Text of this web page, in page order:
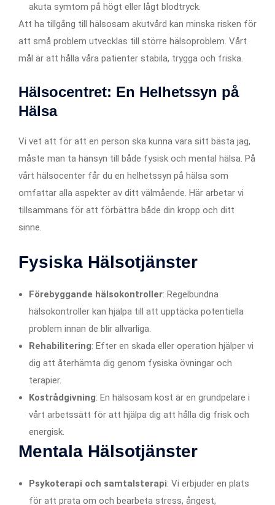
akuta symtom på högt eller lågt blodtryck.
Att ha tillgång till hälsosam akutvård kan minska risken för
att små problem utvecklas till större hälsoproblem. Vårt
mål är att hålla våra patienter stabila, trygga och friska.
Hälsocentret: En Helhetssyn på
Hälsa
Vi vet att för att en person ska kunna vara sitt bästa jag,
måste man ta hänsyn till både fysisk och mental hälsa. På
vårt hälsocenter får du en helhetssyn på hälsa som
omfattar alla aspekter av ditt välmående. Här arbetar vi
tillsammans för att förbättra både din kropp och ditt
sinne.
Fysiska Hälsotjänster
Förebyggande hälsokontroller: Regelbundna
hälsokontroller kan hjälpa till att upptäcka potentiella
problem innan de blir allvarliga.
Rehabilitering: Efter en skada eller operation hjälper vi
dig att återhämta dig genom fysiska övningar och
terapier.
Kostrådgivning: En hälsosam kost är en grundpelare i
vårt arbetssätt för att hjälpa dig att hålla dig frisk och
energisk.
Mentala Hälsotjänster
Psykoterapi och samtalsterapi: Vi erbjuder en plats
för att prata om och bearbeta stress, ångest,